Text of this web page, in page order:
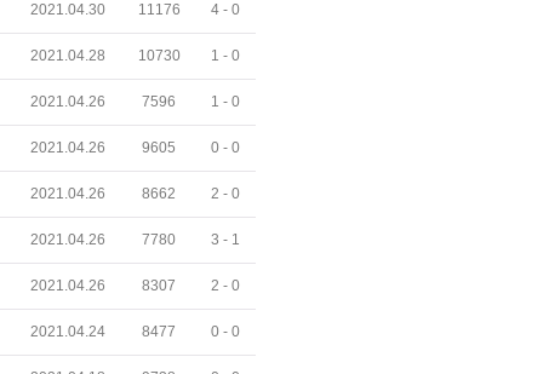
2021.04.30 11176 4 - 0
2021.04.28 10730 1 - 0
2021.04.26 7596 1 - 0
2021.04.26 9605 0 - 0
2021.04.26 8662 2 - 0
2021.04.26 7780 3 - 1
2021.04.26 8307 2 - 0
2021.04.24 8477 0 - 0